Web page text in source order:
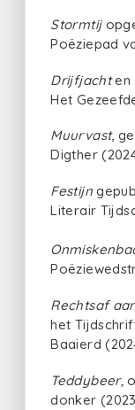
Stormtij
Poëziepad
Drijfjachten
Het
Muurvast,
Digther
Festijn
Literair
Rechtsaf
het
Baaierd
Teddybeer,
donker